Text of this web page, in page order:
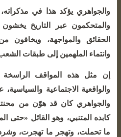
والجواهري يؤكد هذا في
والمتحكمون عبر التاريخ
الحقائق والمواجهة، ويخافون
وانتماء الملهمين إلى طبقات
إن مثل هذه المواقف الراسخة
والواقعية الاجتماعية والسياسية،
والجواهري كان قد هوّن من
كابده المتنبي، وهو القائل «حتى
ما تحملت، وتهجر ما تهجرت،